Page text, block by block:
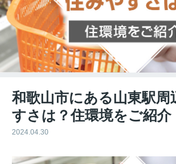
和歌山市にある山東駅周
すさは？住環境をご紹介
2024.04.30